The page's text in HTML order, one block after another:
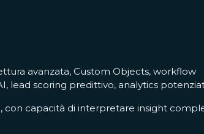
avanzata, Custom Objects, workflow
lead scoring predittivo, analytics
con capacità di interpretare insight